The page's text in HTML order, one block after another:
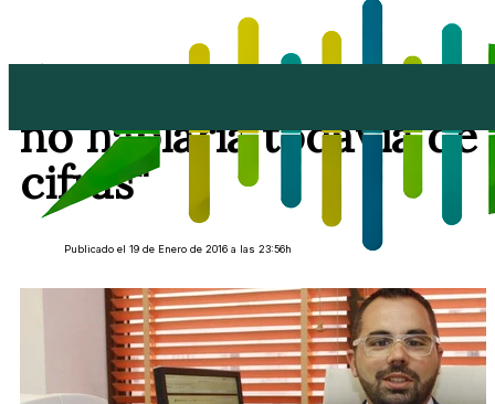
no hablaría todavía de
cifras"
Publicado el 19 de Enero de 2016 a las 23:56h